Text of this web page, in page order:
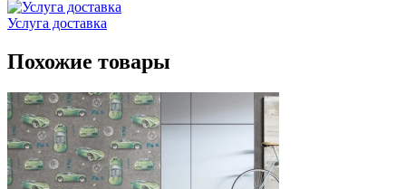
Услуга доставка
Похожие товары